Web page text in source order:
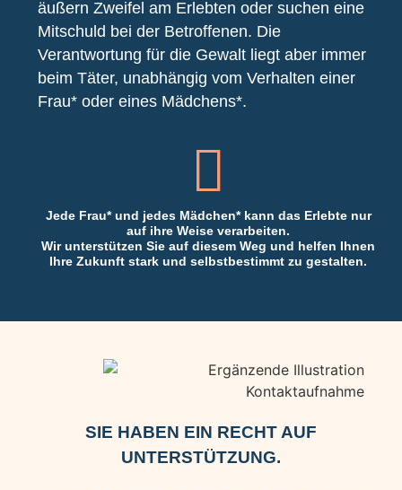
äußern Zweifel am Erlebten oder suchen eine
Mitschuld bei der Betroffenen. Die
Verantwortung für die Gewalt liegt aber immer
beim Täter, unabhängig vom Verhalten einer
Frau* oder eines Mädchens*.
Jede Frau* und jedes Mädchen* kann das Erlebte nur
auf ihre Weise verarbeiten.
Wir unterstützen Sie auf diesem Weg und helfen Ihnen
Ihre Zukunft stark und selbstbestimmt zu gestalten.
SIE HABEN EIN RECHT AUF
UNTERSTÜTZUNG.